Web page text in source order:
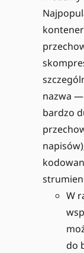
nazwa —
bardzo
W
do